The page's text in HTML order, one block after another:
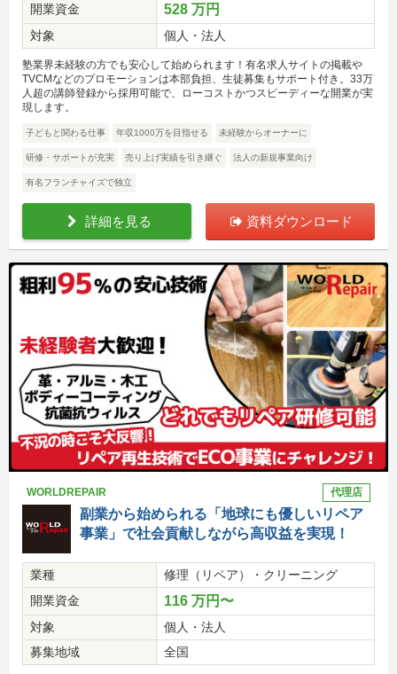
開業資金
528 万円
対象 個人・法人
塾業界未経験の方でも安心して始められます！有名求人サイトの掲載や
TVCMなどのプロモーションは本部負担、生徒募集もサポート付き。33万
人超の講師登録から採用可能で、ローコストかつスピーディーな開業が実
現します。
子どもと関わる仕事 年収1000万を目指せる 未経験からオーナーに
研修・サポートが充実 売り上げ実績を引き継ぐ 法人の新規事業向け
有名フランチャイズで独立
詳細を見る 資料ダウンロード
WORLDREPAIR 代理店
副業から始められる「地球にも優しいリペア
事業」で社会貢献しながら高収益を実現！
業種
修理（リペア）・クリーニング
開業資金
116 万円〜
対象
個人・法人
募集地域
全国